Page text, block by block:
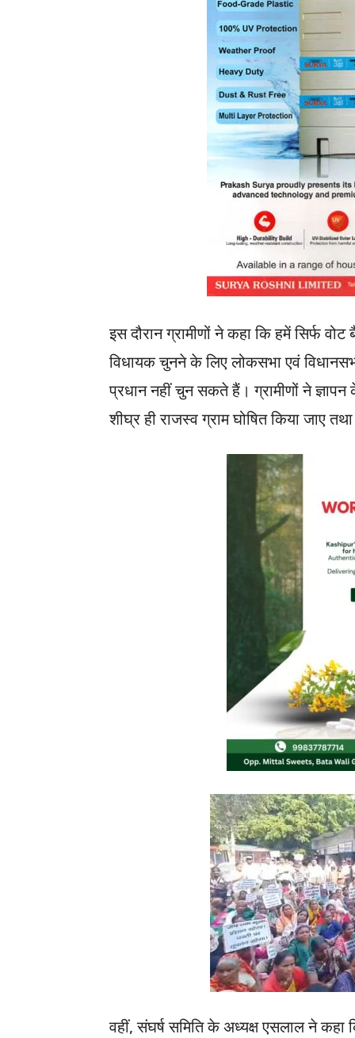
इस दौरान ग्रामीणों ने कहा कि हमें सिर्फ
विधायक चुनने के लिए लोकसभा एवं
प्रधान नहीं चुन सकते हैं। ग्रामीणों ने
शीघ्र ही राजस्व ग्राम घोषित किया जाए
वहीं, संघर्ष समिति के अध्यक्ष एसलाल ने